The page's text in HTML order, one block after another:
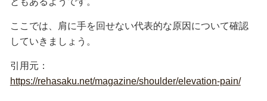
ここでは、肩に手を回せない代表的な原因について確認
していきましょう。
引用元：
https://rehasaku.net/magazine/shoulder/elevation-pain/